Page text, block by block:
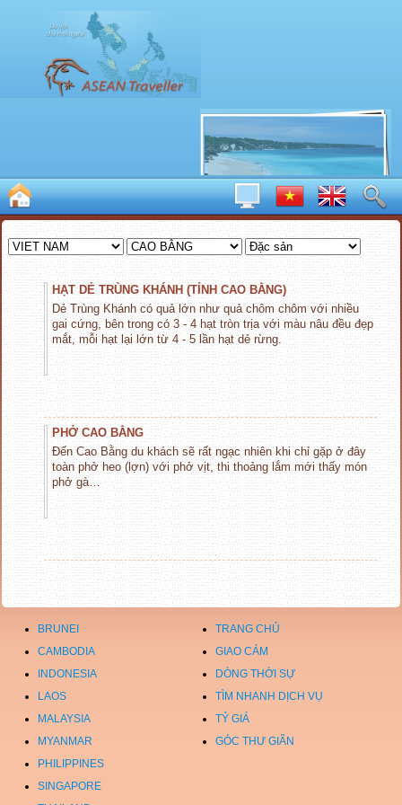
HẠT DẺ TRÙNG KHÁNH (TỈNH CAO BẰNG)
Dẻ Trùng Khánh có quả lớn như quả chôm chôm với nhiều
gai cứng, bên trong có 3 - 4 hạt tròn trịa với màu nâu đều đẹp
mắt, mỗi hạt lại lớn từ 4 - 5 lần hạt dẻ rừng.
PHỞ CAO BẰNG
Đến Cao Bằng du khách sẽ rất ngạc nhiên khi chỉ gặp ở đây
toàn phở heo (lợn) với phở vịt, thi thoảng lắm mới thấy món
phở gà…
BRUNEI
TRANG CHỦ
CAMBODIA
GIAO CẢM
INDONESIA
DÒNG THỜI SỰ
LAOS
TÌM NHANH DỊCH VỤ
MALAYSIA
TỶ GIÁ
MYANMAR
GÓC THƯ GIÃN
PHILIPPINES
SINGAPORE